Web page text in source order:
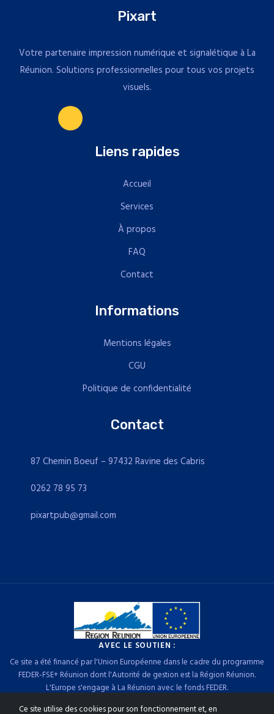
Pixart
Votre partenaire impression numérique et signalétique à La
Réunion. Solutions professionnelles pour tous vos projets
visuels.
Liens rapides
Accueil
Services
À propos
FAQ
Contact
Informations
Mentions légales
CGU
Politique de confidentialité
Contact
87 Chemin Boeuf – 97432 Ravine des Cabris
0262 78 95 73
pixartpub@gmail.com
AVEC LE SOUTIEN :
Ce site a été financé par l'Union Européenne dans le cadre du programme
FEDER-FSE+ Réunion dont l'Autorité de gestion est la Région Réunion.
L'Europe s'engage à La Réunion avec le fonds FEDER.
Ce site utilise des cookies pour son fonctionnement et, en